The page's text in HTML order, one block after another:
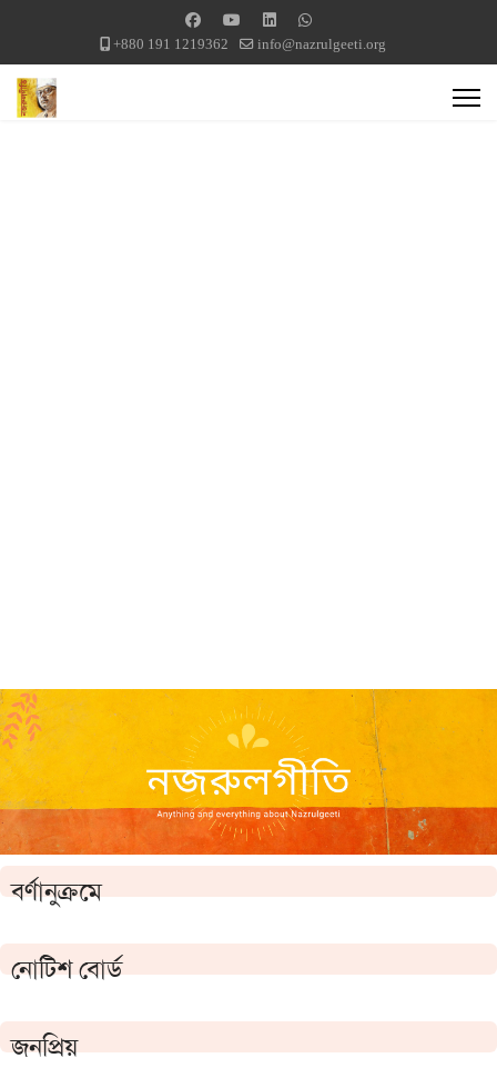
+880 191 1219362 info@nazrulgeeti.org
বর্ণানুক্রমে
নোটিশ বোর্ড
জনপ্রিয়